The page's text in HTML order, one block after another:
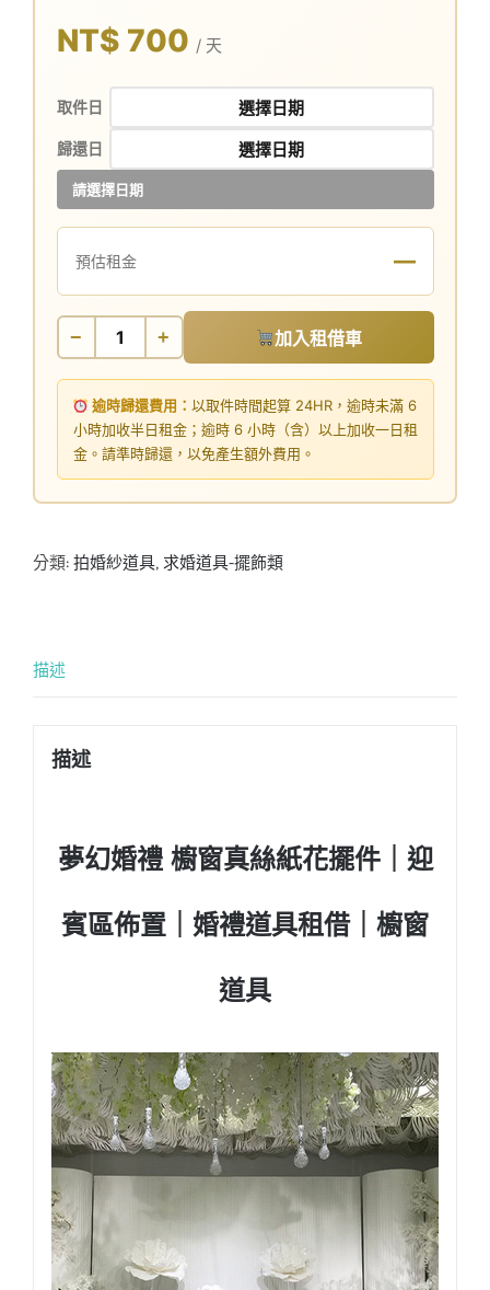
NT$ 700 / 天
取件日
歸還日
請選擇日期
預估租金 —
− + 加入租借車
逾時歸還費用：以取件時間起算 24HR，逾時未滿 6
小時加收半日租金；逾時 6 小時（含）以上加收一日租
金。請準時歸還，以免產生額外費用。
分類: 拍婚紗道具, 求婚道具-擺飾類
描述
描述
夢幻婚禮 櫥窗真絲紙花擺件｜迎
賓區佈置｜婚禮道具租借｜櫥窗
道具